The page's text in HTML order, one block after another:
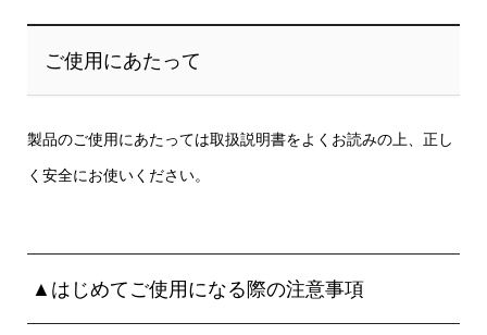
ご使用にあたって
製品のご使用にあたっては取扱説明書をよくお読みの上、正し
く安全にお使いください。
▲はじめてご使用になる際の注意事項